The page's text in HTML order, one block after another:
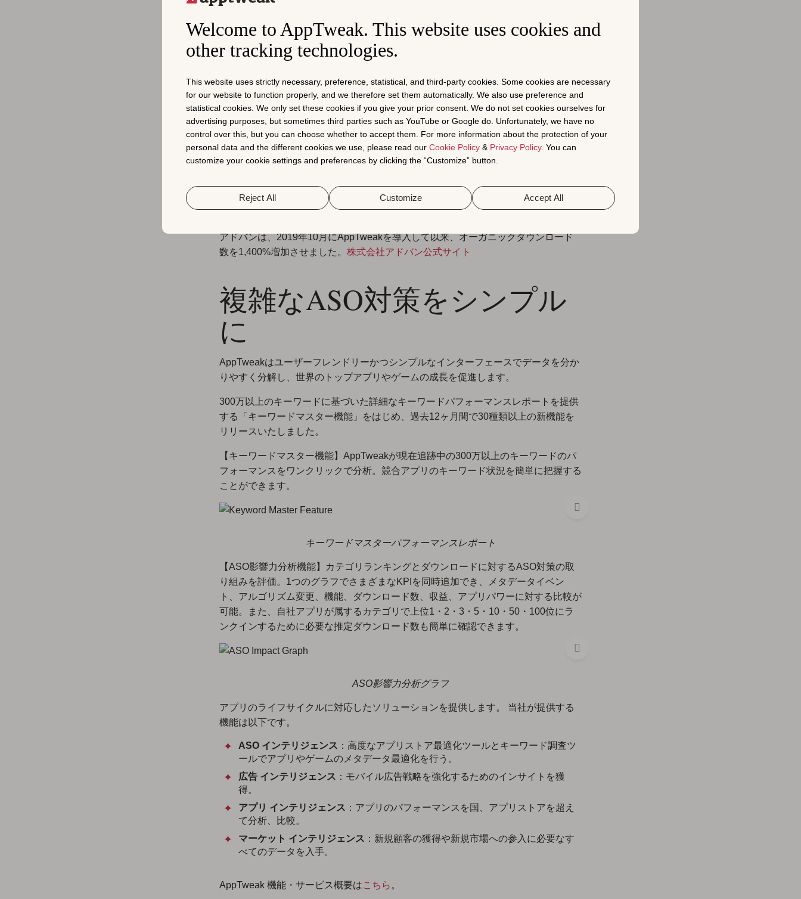
Welcome to AppTweak. This website uses cookies and
other tracking technologies.
This website uses strictly necessary, preference, statistical, and third-party cookies. Some cookies are necessary
for our website to function properly, and we therefore set them automatically. We also use preference and
statistical cookies. We only set these cookies if you give your prior consent. We do not set cookies ourselves for
advertising purposes, but sometimes third parties such as YouTube or Google do. Unfortunately, we have no
control over this, but you can choose whether to accept them. For more information about the protection of your
personal data and the different cookies we use, please read our Cookie Policy & Privacy Policy. You can
customize your cookie settings and preferences by clicking the “Customize” button.
Reject All Customize Accept All
TripAdvisor、Adobe など、導入企業はトップチャート50位内中42％を占めていま
アプリ開発者やマーケター
向けの成長戦略インサイト
やデータを提供
ASOのパイオニアとして、データサイエンスを最大限に活用することにより、AI、
重要な指標と実用的なインサイトを提供しています。各業界のマーケティング担当者
がモバイルアプリのパフォーマンスを毎日最適化、測定、監査できるよう、全力でサ
アドバンは、2019年10月にAppTweakを導入して以来、オーガニックダウンロード
数を1,400%増加させました。 株式会社アドバン公式サイト
複雑なASO対策をシンプル
に
AppTweakはユーザーフレンドリーかつシンプルなインターフェースでデータを分か
りやすく分解し、世界のトップアプリやゲームの成長を促進します。
300万以上のキーワードに基づいた詳細なキーワードパフォーマンスレポートを提供
する「キーワードマスター機能」をはじめ、過去12ヶ月間で30種類以上の新機能を
リリースいたしました。
【キーワードマスター機能】AppTweakが現在追跡中の300万以上のキーワードのパ
フォーマンスをワンクリックで分析。競合アプリのキーワード状況を簡単に把握する
ことができます。
キーワードマスターパフォーマンスレポート
【ASO影響力分析機能】カテゴリランキングとダウンロードに対するASO対策の取
り組みを評価。1つのグラフでさまざまなKPIを同時追加でき、メタデータイベン
ト、アルゴリズム変更、機能、ダウンロード数、収益、アプリパワーに対する比較が
可能。また、自社アプリが属するカテゴリで上位1・2・3・5・10・50・100位にラ
ンクインするために必要な推定ダウンロード数も簡単に確認できます。
ASO影響力分析グラフ
アプリのライフサイクルに対応したソリューションを提供します。 当社が提供する
機能は以下です。
ASO インテリジェンス ：高度なアプリストア最適化ツールとキーワード調査ツ
ールでアプリやゲームのメタデータ最適化を行う。
広告 インテリジェンス ：モバイル広告戦略を強化するためのインサイトを獲
得。
アプリ インテリジェンス ：アプリのパフォーマンスを国、アプリストアを超え
て分析、比較。
マーケット インテリジェンス ：新規顧客の獲得や新規市場への参入に必要なす
べてのデータを入手。
AppTweak 機能・サービス概要はこちら 。